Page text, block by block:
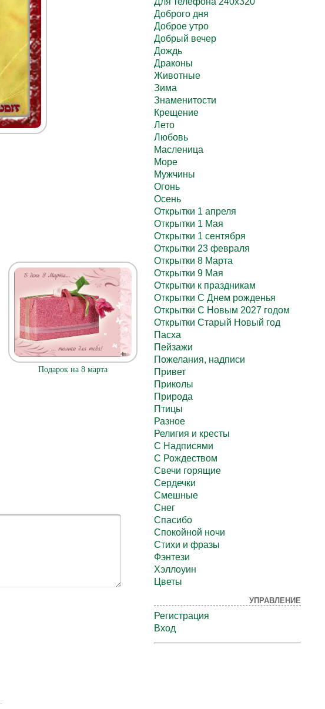
Подарок на 8 марта
Доброго дня
Доброе утро
Добрый вечер
Дождь
Драконы
Животные
Зима
Знаменитости
Крещение
Лето
Любовь
Масленица
Море
Мужчины
Огонь
Осень
Открытки 1 апреля
Открытки 1 Мая
Открытки 1 сентября
Открытки 23 февраля
Открытки 8 Марта
Открытки 9 Мая
Открытки к праздникам
Открытки С Днем рожденья
Открытки С Новым 2027 годом
Открытки Старый Новый год
Пасха
Пейзажи
Пожелания, надписи
Привет
Приколы
Природа
Птицы
Разное
Религия и кресты
С Надписями
С Рождеством
Свечи горящие
Сердечки
Смешные
Снег
Спасибо
Спокойной ночи
Стихи и фразы
Фэнтези
Хэллоуин
Цветы
УПРАВЛЕНИЕ
Регистрация
Вход